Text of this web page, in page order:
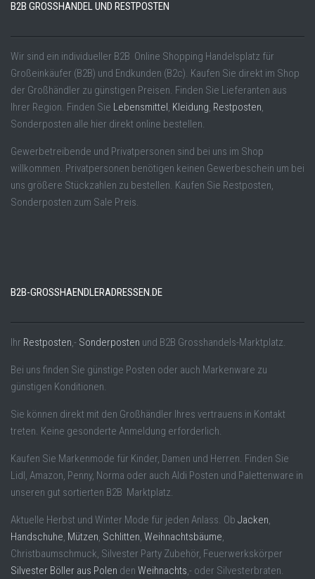
B2B GROSSHANDEL UND RESTPOSTEN
Wir sind ein individueller B2B Online Shopping Handelsplatz für
Großeinkäufer (B2B) und Endkunden (B2c). Kaufen Sie direkt im Shop
der Großhändler zu günstigen Preisen. Finden Sie Lieferanten aus
Ihrer Region. Finden Sie Lebensmittel , Kleidung, Restposten,
Sonderposten alle hier direkt online bestellen.
Gewerbetreibende und Privatpersonen sind bei uns im Shop
willkommen. Privatpersonen benötigen keinen Gewerbeschein um bei
uns größere Stückzahlen zu bestellen. Kaufen Sie Restposten,
Sonderposten zum Sale Preis.
B2B-GROSSHAENDLERADRESSEN.DE
Ihr Restposten,- Sonderposten und B2B Grosshandels-Marktplatz.
Bei uns finden Sie günstige Posten oder auch Markenware zu
günstigen Konditionen.
Sie können direkt mit den Großhändler Ihres vertrauens in Kontakt
treten. Keine gesonderte Anmeldung erforderlich.
Kaufen Sie Markenmode für Kinder, Damen und Herren. Finden Sie
Lidl, Amazon, Penny, Norma oder auch Aldi Posten und Palettenware in
unseren gut sortierten B2B Marktplatz.
Aktuelle Herbst und Winter Mode für jeden Anlass. Ob Jacken,
Handschuhe, Mützen, Schlitten, Weihnachtsbäume,
Christbaumschmuck, Silvester Party Zubehör, Feuerwerkskörper
Silvester Böller aus Polen den Weihnachts,- oder Silvesterbraten.